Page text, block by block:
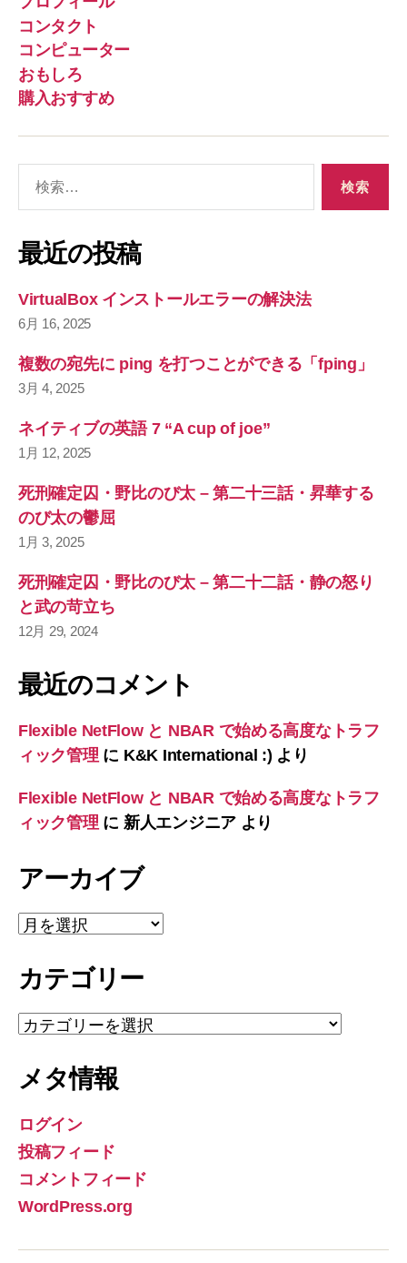
コンタクト
コンピューター
おもしろ
購入おすすめ
象
最近の投稿
VirtualBox インストールエラーの解決法
6月 16, 2025
複数の宛先に ping を打つことができる「fping」
3月 4, 2025
ネイティブの英語 7 “A cup of joe”
1月 12, 2025
死刑確定囚・野比のび太 – 第二十三話・昇華する
のび太の鬱屈
1月 3, 2025
死刑確定囚・野比のび太 – 第二十二話・静の怒り
と武の苛立ち
12月 29, 2024
最近のコメント
Flexible NetFlow と NBAR で始める高度なトラフ
ィック管理 に K&K International :) より
Flexible NetFlow と NBAR で始める高度なトラフ
ィック管理 に 新人エンジニアより
アーカイブ
ア
ー
イ
カテゴリー
カ
テ
リ
メタ情報
ログイン
投稿フィード
コメントフィード
WordPress.org